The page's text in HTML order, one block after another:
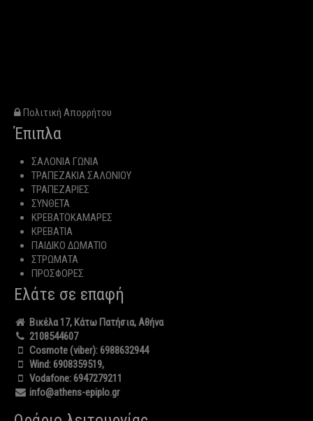
Πολιτική Απορρήτου
Έπιπλα
ΣΑΛΟΝΙΑ ΓΩΝΙΑ
ΤΡΑΠΕΖΑΚΙΑ ΣΑΛΟΝΙΟΥ
ΤΡΑΠΕΖΑΡΙΕΣ
ΣΥΝΘΕΤΑ
ΚΡΕΒΑΤΟΚΑΜΑΡΕΣ
ΚΡΕΒΑΤΙΑ
ΠΑΙΔΙΚΟ ΔΩΜΑΤΙΟ
ΣΤΡΩΜΑΤΑ
ΠΡΟΣΦΟΡΕΣ
Ελάτε σε επαφή
Βικέλα 17, Κάτω Πατήσια, Αθήνα
2108544607
Cosmote (viber):6988632944
Wind:6908359519,
Vodafone:6947279211
info@athens-epiplo.gr